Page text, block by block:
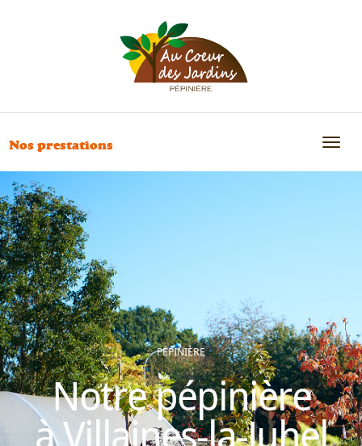
Nos prestations
Toggle
PÉPINIÈRE
Notre pépinière
à Villaines-la-Juhel